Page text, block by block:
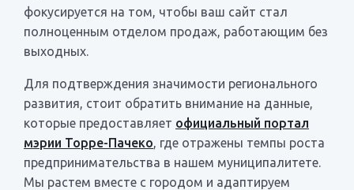
фокусируется на том, чтобы ваш сайт стал
полноценным отделом продаж, работающим без
выходных.
Для подтверждения значимости регионального
развития, стоит обратить внимание на данные,
которые предоставляет официальный портал
мэрии Торре-Пачеко, где отражены темпы роста
предпринимательства в нашем муниципалитете.
Мы растем вместе с городом и адаптируем